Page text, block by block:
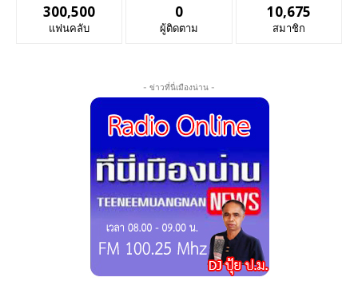
300,500
แฟนคลับ
0
ผู้ติดตาม
10,675
สมาชิก
- ข่าวที่นี่เมืองน่าน -